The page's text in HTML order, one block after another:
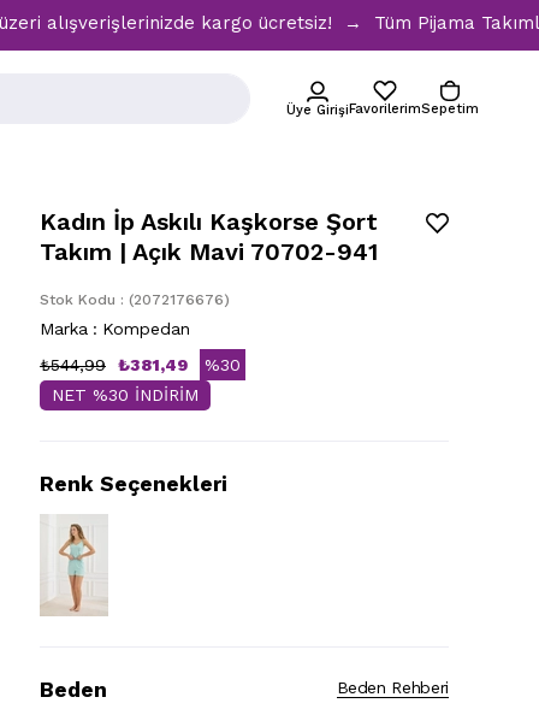
kargo ücretsiz! → Tüm Pijama
Üye GirişiFavorilerimSepetim
Kadın İp Askılı Kaşkorse Şort
Takım | Açık Mavi 70702-941
Stok Kodu (2072176676)
Marka : Kompedan
₺544,99
₺381,49 %30
NET %30 İNDİRİM
Renk Seçenekleri
Beden Rehberi
Beden